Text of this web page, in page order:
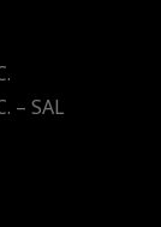
– SAL